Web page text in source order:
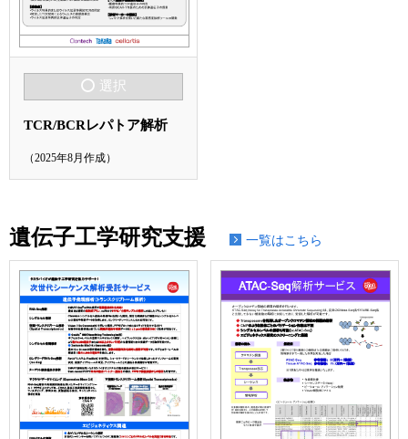
選択
TCR/BCRレパトア解析
（2025年8月作成）
遺伝子工学研究支援 一覧はこちら